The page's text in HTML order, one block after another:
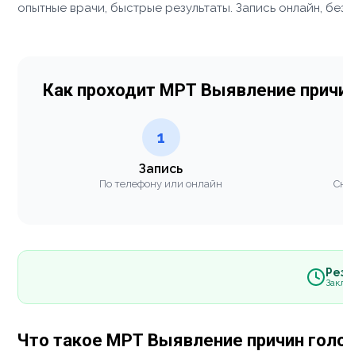
опытные врачи, быстрые результаты. Запись онлайн,
Как проходит МРТ Выявление
1
Запись
По телефону или онлайн
Что такое МРТ Выявление причин